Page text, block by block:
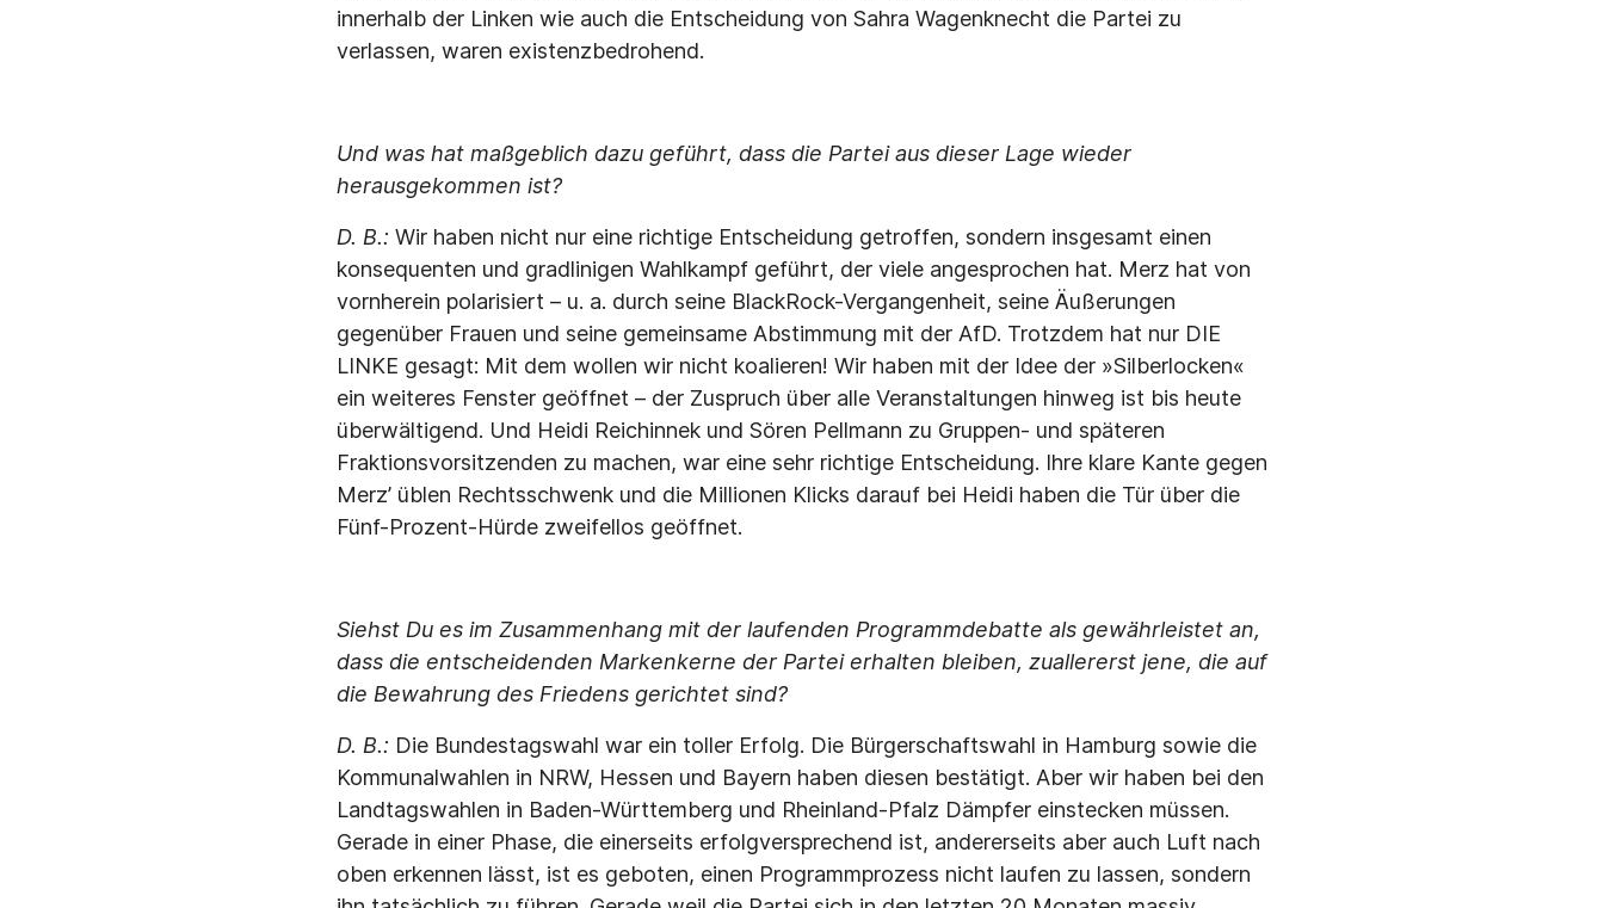
innerhalb der Linken wie auch die Entscheidung von Sahra Wagenknecht die Partei zu
verlassen, waren existenzbedrohend.
Und was hat maßgeblich dazu geführt, dass die Partei aus dieser Lage wieder
herausgekommen ist?
D. B.: Wir haben nicht nur eine richtige Entscheidung getroffen, sondern insgesamt einen
konsequenten und gradlinigen Wahlkampf geführt, der viele angesprochen hat. Merz hat von
vornherein polarisiert – u. a. durch seine BlackRock-Vergangenheit, seine Äußerungen
gegenüber Frauen und seine gemeinsame Abstimmung mit der AfD. Trotzdem hat nur DIE
LINKE gesagt: Mit dem wollen wir nicht koalieren! Wir haben mit der Idee der »Silberlocken«
ein weiteres Fenster geöffnet – der Zuspruch über alle Veranstaltungen hinweg ist bis heute
überwältigend. Und Heidi Reichinnek und Sören Pellmann zu Gruppen- und späteren
Fraktionsvorsitzenden zu machen, war eine sehr richtige Entscheidung. Ihre klare Kante gegen
Merz’ üblen Rechtsschwenk und die Millionen Klicks darauf bei Heidi haben die Tür über die
Fünf-Prozent-Hürde zweifellos geöffnet.
Siehst Du es im Zusammenhang mit der laufenden Programmdebatte als gewährleistet an,
dass die entscheidenden Markenkerne der Partei erhalten bleiben, zuallererst jene, die auf
die Bewahrung des Friedens gerichtet sind?
D. B.: Die Bundestagswahl war ein toller Erfolg. Die Bürgerschaftswahl in Hamburg sowie die
Kommunalwahlen in NRW, Hessen und Bayern haben diesen bestätigt. Aber wir haben bei den
Landtagswahlen in Baden-Württemberg und Rheinland-Pfalz Dämpfer einstecken müssen.
Gerade in einer Phase, die einerseits erfolgversprechend ist, andererseits aber auch Luft nach
oben erkennen lässt, ist es geboten, einen Programmprozess nicht laufen zu lassen, sondern